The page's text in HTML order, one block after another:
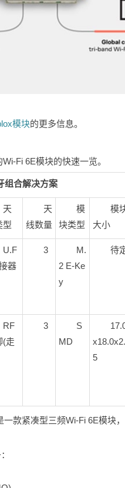
模块的更多信息。
Wi‑Fi 6E模块的快速一览。
组合解决方案
天
型
天
线数量
模
块类型
模
大小
U.F
器
3
M.
2 E-Ke
y
待
RF
(走
3
S
MD
5
一款紧凑型三频Wi-Fi 6E模块